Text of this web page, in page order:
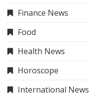
Finance News
Food
Health News
Horoscope
International News